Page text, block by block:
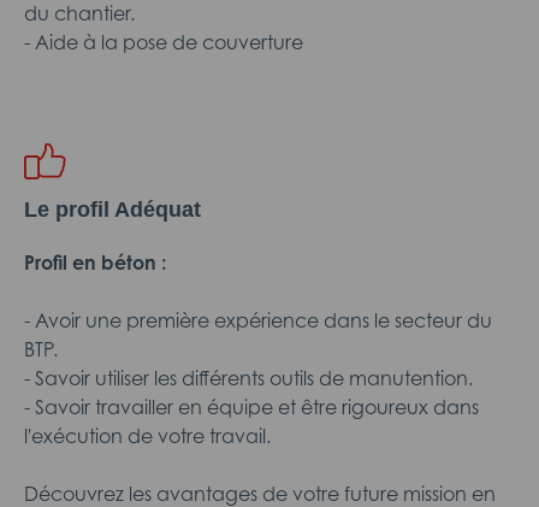
du chantier.
- Aide à la pose de couverture
Le profil Adéquat
Profil en béton :
- Avoir une première expérience dans le secteur du
BTP.
- Savoir utiliser les différents outils de manutention.
- Savoir travailler en équipe et être rigoureux dans
l'exécution de votre travail.
Découvrez les avantages de votre future mission en